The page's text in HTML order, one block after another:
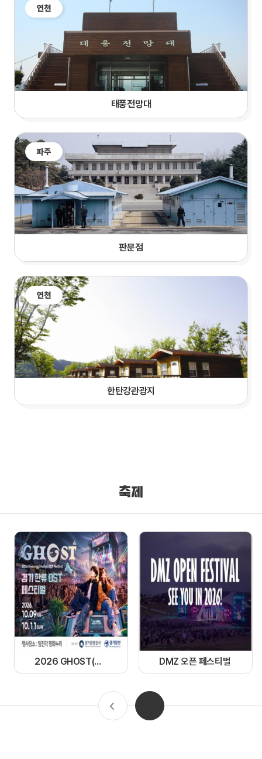
연천
태풍전망대
파주
판문점
연천
한탄강관광지
축제
2026 GHOST(경기 한류 OST) 페스티벌 DMZ 오픈 페스티벌